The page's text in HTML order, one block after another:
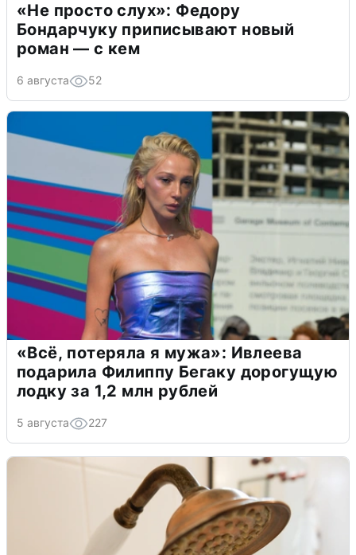
«Не просто слух»: Федору
Бондарчуку приписывают новый
роман — с кем
6 августа 52
«Всё, потеряла я мужа»: Ивлеева
подарила Филиппу Бегаку дорогущую
лодку за 1,2 млн рублей
5 августа 227